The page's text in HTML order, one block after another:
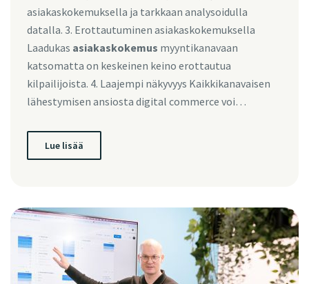
asiakaskokemuksella ja tarkkaan analysoidulla
datalla. 3. Erottautuminen asiakaskokemuksella
Laadukas asiakaskokemus myyntikanavaan
katsomatta on keskeinen keino erottautua
kilpailijoista. 4. Laajempi näkyvyys Kaikkikanavaisen
lähestymisen ansiosta digital commerce voi…
Lue lisää